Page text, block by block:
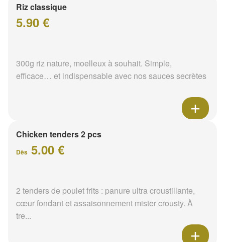
Riz classique
5.90 €
300g riz nature, moelleux à souhait. Simple,
efficace… et indispensable avec nos sauces secrètes
Chicken tenders 2 pcs
Dès 5.00 €
2 tenders de poulet frits : panure ultra croustillante,
cœur fondant et assaisonnement mister crousty. À
tre...